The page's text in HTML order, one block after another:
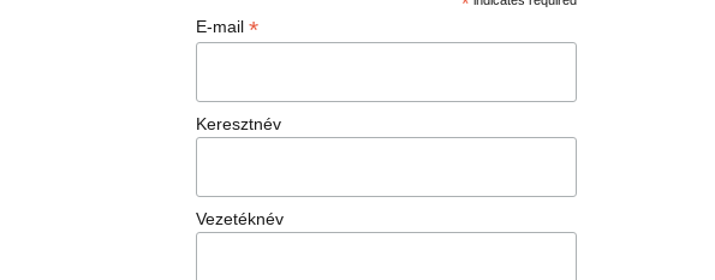
E-mail*
Keresztnév
Vezetéknév